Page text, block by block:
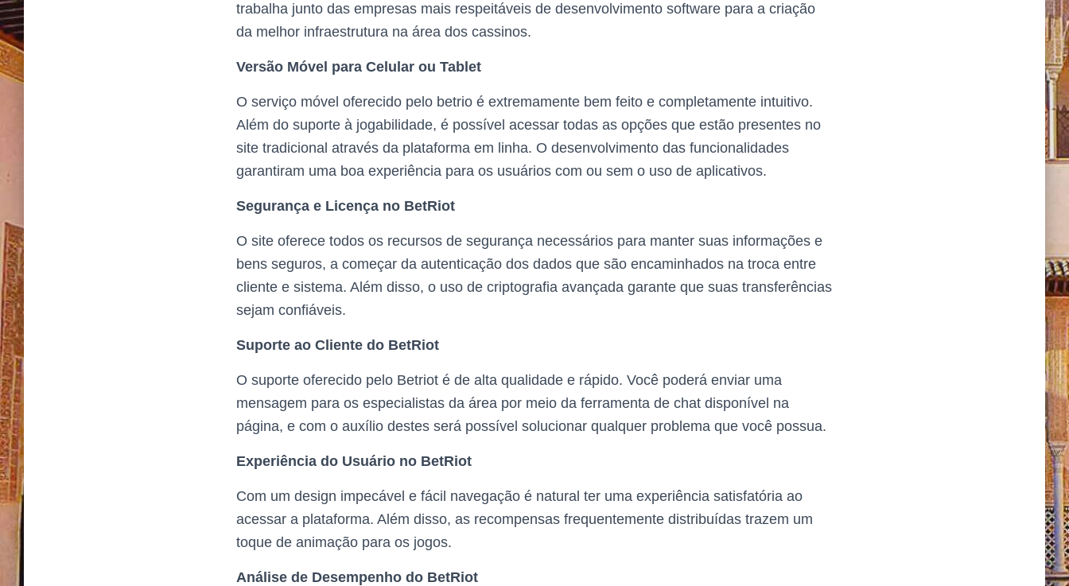
trabalha junto das empresas mais respeitáveis de desenvolvimento software para a criação
da melhor infraestrutura na área dos cassinos.
Versão Móvel para Celular ou Tablet
O serviço móvel oferecido pelo betrio é extremamente bem feito e completamente intuitivo.
Além do suporte à jogabilidade, é possível acessar todas as opções que estão presentes no
site tradicional através da plataforma em linha. O desenvolvimento das funcionalidades
garantiram uma boa experiência para os usuários com ou sem o uso de aplicativos.
Segurança e Licença no BetRiot
O site oferece todos os recursos de segurança necessários para manter suas informações e
bens seguros, a começar da autenticação dos dados que são encaminhados na troca entre
cliente e sistema. Além disso, o uso de criptografia avançada garante que suas transferências
sejam confiáveis.
Suporte ao Cliente do BetRiot
O suporte oferecido pelo Betriot é de alta qualidade e rápido. Você poderá enviar uma
mensagem para os especialistas da área por meio da ferramenta de chat disponível na
página, e com o auxílio destes será possível solucionar qualquer problema que você possua.
Experiência do Usuário no BetRiot
Com um design impecável e fácil navegação é natural ter uma experiência satisfatória ao
acessar a plataforma. Além disso, as recompensas frequentemente distribuídas trazem um
toque de animação para os jogos.
Análise de Desempenho do BetRiot